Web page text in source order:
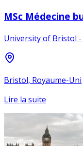
MSc Médecine
University of Bristol -
Bristol, Royaume-Uni
Lire la suite